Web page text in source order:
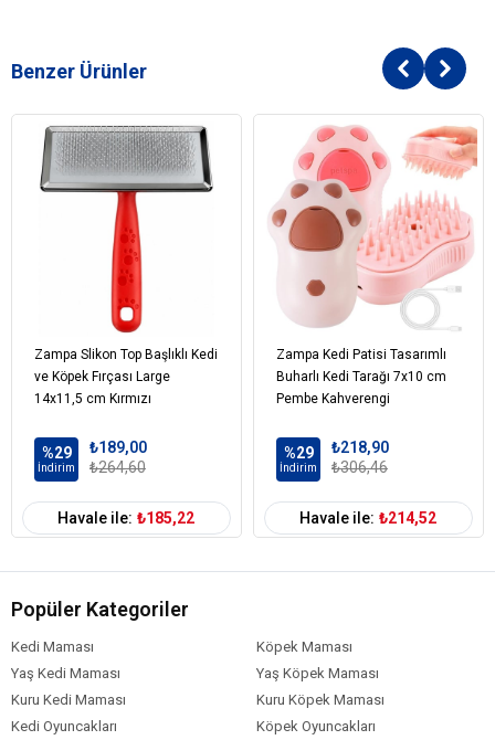
Benzer Ürünler
Zampa Slikon Top Başlıklı Kedi
ve Köpek Fırçası Large
14x11,5 cm Kırmızı
%29
İndirim
₺189,00
₺264,60
Havale ile: ₺185,22
Zampa Kedi Patisi Tasarımlı
Buharlı Kedi Tarağı 7x10 cm
Pembe Kahverengi
%29
İndirim
₺218,90
₺306,46
Havale ile: ₺214,52
Popüler Kategoriler
Kedi Maması
Köpek Maması
Yaş Kedi Maması
Yaş Köpek Maması
Kuru Kedi Maması
Kuru Köpek Maması
Kedi Oyuncakları
Köpek Oyuncakları